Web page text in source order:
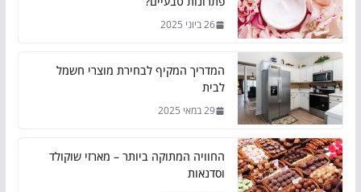
26 ביוני 2025
המדריך המקיף לבחירת מוצרי חשמל
לבית
29 במאי 2025
החוויה המתוקה ביותר – מארזי שוקולד
וסדנאות